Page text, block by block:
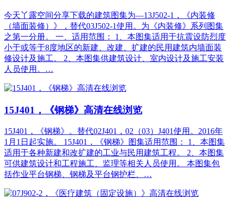
今天丫露空间分享下载的建筑图集为—13J502-1，《内装修
（墙面装修）》，替代03J502-1使用。为《内装修》系列图集
之第一分册。 一、适用范围： 1、本图集适用于抗震设防烈度
小于或等于8度地区的新建、改建、扩建的民用建筑内墙面装
修设计及施工。 2、本图集供建筑设计、室内设计及施工安装
人员使用。…
15J401，《钢梯》高清在线浏览
15J401，《钢梯》。替代02J401，02（03）J401使用。2016年
1月1日起实施。 15J401，《钢梯》图集适用范围： 1、本图集
适用于各种新建和改扩建的工业与民用建筑工程。 2、本图集
可供建筑设计和工程施工、监理等相关人员使用。 本图集包
括作业平台钢梯、钢梯及平台钢护栏、…